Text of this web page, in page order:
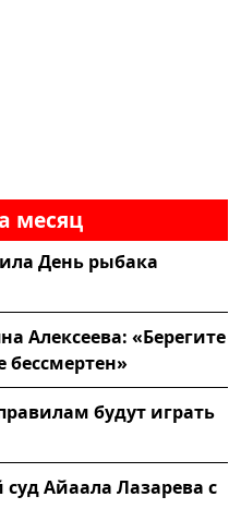
месяц
День рыбака
Алексеева: «Берегите
бессмертен»
будут играть
Айаала Лазарева с